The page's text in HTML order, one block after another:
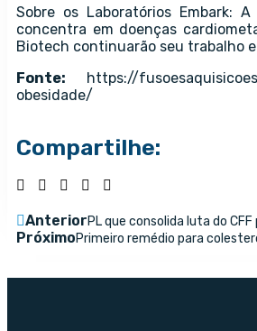
Sobre os Laboratórios Embark:
concentra em doenças
Biotech continuarão seu trabalho
Fonte:
https://
obesidade/
Compartilhe:
AnteriorPL que consolida luta do
PróximoPrimeiro remédio para